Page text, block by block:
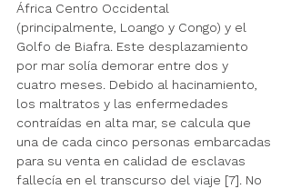
África Centro Occidental
(principalmente, Loango y Congo) y el
Golfo de Biafra. Este desplazamiento
por mar solía demorar entre dos y
cuatro meses. Debido al hacinamiento,
los maltratos y las enfermedades
contraídas en alta mar, se calcula que
una de cada cinco personas embarcadas
para su venta en calidad de esclavas
fallecía en el transcurso del viaje [7]. No